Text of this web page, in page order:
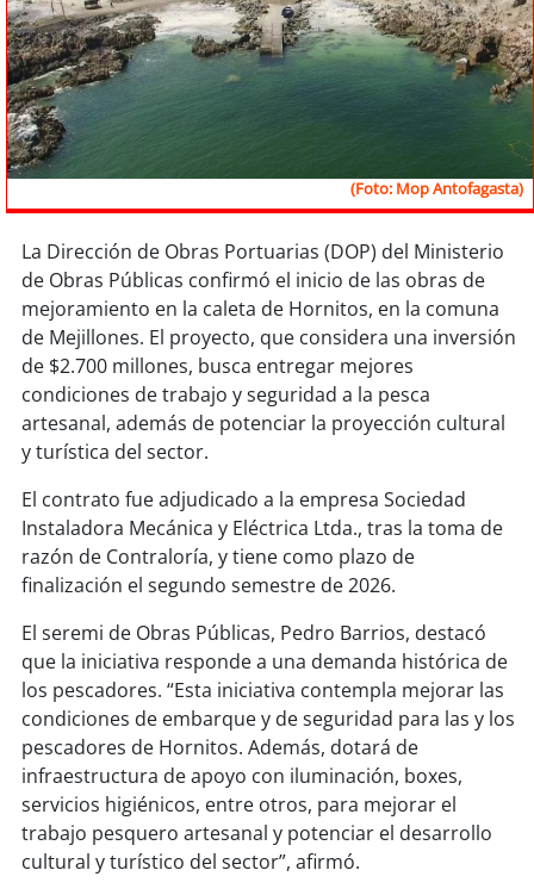
Tecnología
Sostenibilidad
soy
soyarica
soy iquique
soycalama
soyantofagasta
soycopiapó
soyvalparaíso
soyquillota
sanantonio
chillán
soy sancarlos
soytalcahuano
soyconcepción
(Foto: Mop Antofagasta)
La Dirección de Obras Portuarias (DOP) del Ministerio
de Obras Públicas confirmó el inicio de las obras de
mejoramiento en la caleta de Hornitos, en la comuna
de Mejillones. El proyecto, que considera una inversión
de $2.700 millones, busca entregar mejores
condiciones de trabajo y seguridad a la pesca
artesanal, además de potenciar la proyección cultural
y turística del sector.
El contrato fue adjudicado a la empresa Sociedad
Instaladora Mecánica y Eléctrica Ltda., tras la toma de
razón de Contraloría, y tiene como plazo de
finalización el segundo semestre de 2026.
El seremi de Obras Públicas, Pedro Barrios, destacó
que la iniciativa responde a una demanda histórica de
los pescadores. “Esta iniciativa contempla mejorar las
condiciones de embarque y de seguridad para las y los
pescadores de Hornitos. Además, dotará de
infraestructura de apoyo con iluminación, boxes,
servicios higiénicos, entre otros, para mejorar el
trabajo pesquero artesanal y potenciar el desarrollo
cultural y turístico del sector”, afirmó.